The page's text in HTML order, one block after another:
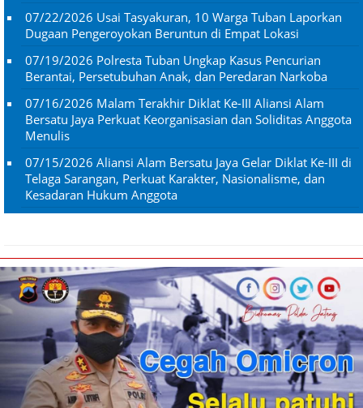
07/22/2026 Usai Tasyakuran, 10 Warga Tuban Laporkan
Dugaan Pengeroyokan Beruntun di Empat Lokasi
07/19/2026 Polresta Tuban Ungkap Kasus Pencurian
Berantai, Persetubuhan Anak, dan Peredaran Narkoba
07/16/2026 Malam Terakhir Diklat Ke-III Aliansi Alam
Bersatu Jaya Perkuat Keorganisasian dan Soliditas Anggota
Menulis
07/15/2026 Aliansi Alam Bersatu Jaya Gelar Diklat Ke-III di
Telaga Sarangan, Perkuat Karakter, Nasionalisme, dan
Kesadaran Hukum Anggota